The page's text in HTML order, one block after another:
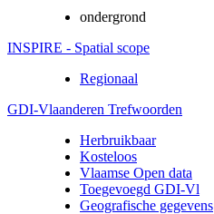
ondergrond
INSPIRE - Spatial scope
Regionaal
GDI-Vlaanderen Trefwoorden
Herbruikbaar
Kosteloos
Vlaamse Open data
Toegevoegd GDI-Vl
Geografische gegevens